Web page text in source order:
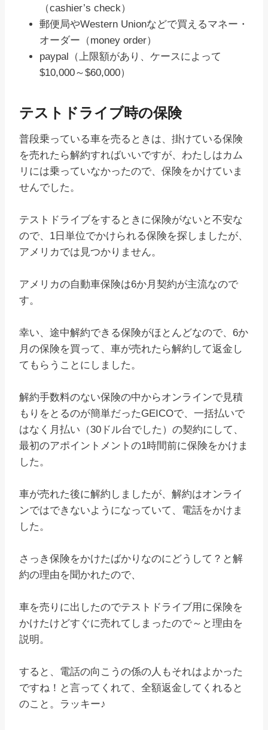
（cashier’s check）
郵便局やWestern Unionなどで買えるマネー・
オーダー（money order）
paypal（上限額があり、ケースによって
$10,000～$60,000）
テストドライブ時の保険
普段乗っている車を売るときは、掛けている保険
を売れたら解約すればいいですが、わたしはカム
リには乗っていなかったので、保険をかけていま
せんでした。
テストドライブをするときに保険がないと不安な
ので、1日単位でかけられる保険を探しましたが、
アメリカでは見つかりません。
アメリカの自動車保険は6か月契約が主流なので
す。
幸い、途中解約できる保険がほとんどなので、6か
月の保険を買って、車が売れたら解約して返金し
てもらうことにしました。
解約手数料のない保険の中からオンラインで見積
もりをとるのが簡単だったGEICOで、一括払いで
はなく月払い（30ドル台でした）の契約にして、
最初のアポイントメントの1時間前に保険をかけま
した。
車が売れた後に解約しましたが、解約はオンライ
ンではできないようになっていて、電話をかけま
した。
さっき保険をかけたばかりなのにどうして？と解
約の理由を聞かれたので、
車を売りに出したのでテストドライブ用に保険を
かけたけどすぐに売れてしまったので～と理由を
説明。
すると、電話の向こうの係の人もそれはよかった
ですね！と言ってくれて、全額返金してくれると
のこと。ラッキー♪